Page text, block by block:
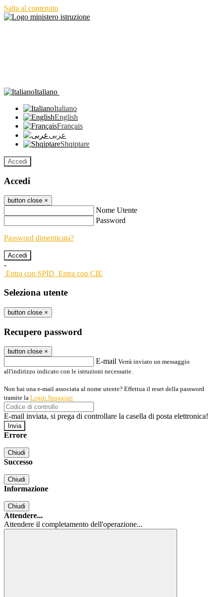
Salta al contenuto
Italiano
Italiano
English
Français
عربى
Shqiptare
Accedi
Accedi
button close ×
Nome Utente
Password
Password dimenticata?
-
Entra con SPID Entra con CIE
Seleziona utente
button close ×
Recupero password
button close ×
E-mail Verrà inviato un messaggio
all'indirizzo indicato con le istruzioni necessarie.
Non hai una e-mail associata al nome utente? Effettua il reset della password
tramite la Login Spaggiari
E-mail inviata, si prega di controllare la casella di posta elettronica!
Errore
Chiudi
Successo
Chiudi
Informazione
Chiudi
Attendere...
Attendere il completamento dell'operazione...